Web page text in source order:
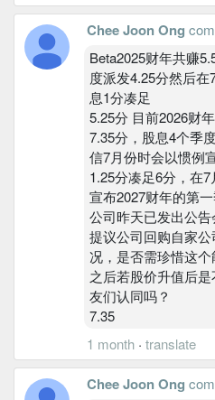
Chee Joon Ong
Beta2025财年共赚
度派发4.25分然后
息1分凑足
5.25分 目前2026财
7.35分，股息4个季
信7月份时会以惯例
1.25分凑足6分，在
宣布2027财年的第一
公司昨天已发出公
提议公司回购自家
况，是否需珍惜这
之后若股价升值后
友们认同吗？
7.35
1 month · translate
Chee Joon Ong